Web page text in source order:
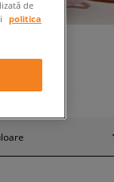
de
politica